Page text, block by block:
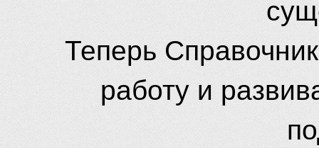
Теперь
работу и